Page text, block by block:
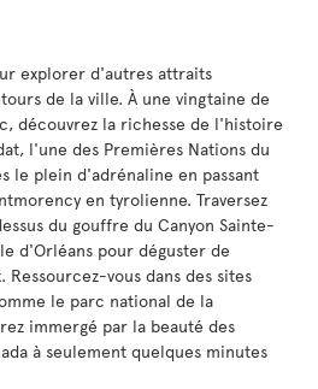
explorer d'autres attraits
de la ville. À une vingtaine de
découvrez la richesse de l'histoire
l'une des Premières Nations du
le plein d'adrénaline en passant
en tyrolienne. Traversez
du gouffre du Canyon Sainte-
d'Orléans pour déguster de
vous dans des sites
le parc national de la
immergé par la beauté des
à seulement quelques minutes